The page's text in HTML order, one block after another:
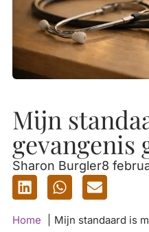
Mijn
gevangenis
Sharon Burgler8
Home Mijn standaard is